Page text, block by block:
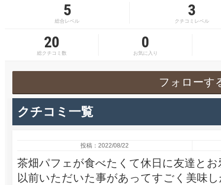
5
総合レベル
3
クチコミレベル
20
総クチコミ数
0
お気に入り
フォローす
クチコミ一覧
投稿：2022/08/22
茶畑パフェが食べたくて休日に友達と
以前いただいた事があってすごく美味